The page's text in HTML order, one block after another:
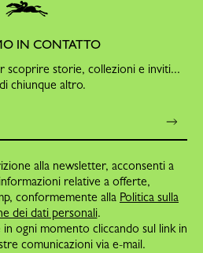
IN CONTATTO
scoprire storie, collezioni e inviti...
chiunque altro.
alla newsletter, acconsenti a
relative a offerte,
conformemente alla Politica sulla
dei dati personali.
in ogni momento cliccando sul link in
comunicazioni via e-mail.